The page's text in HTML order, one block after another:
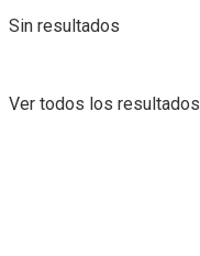
Sin resultados
Ver todos los resultados